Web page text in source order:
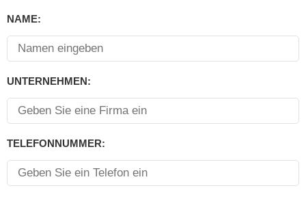
NAME:
UNTERNEHMEN:
TELEFONNUMMER: